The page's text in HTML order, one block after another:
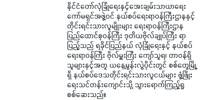
နိုင်ငံတော်လုံခြုံရေးနှင့်အေးချမ်းသာယာရေး
ကော်မရှင်အဖွဲ့ဝင် နယ်စပ်ရေးရာဝန်ကြီးဌာနနှင့်
တိုင်းရင်းသားလူမျိုးများ ရေးရာဝန်ကြီးဌာန
ပြည်ထောင်စုဝန်ကြီး ဒုတိယဗိုလ်ချုပ်ကြီး ရာ
ပြည့်သည် ရခိုင်ပြည်နယ် လုံခြုံရေးနှင့် နယ်စပ်
ရေးရာဝန်ကြီး ဗိုလ်မှူးကြီး ကျော်သူရ၊ တာဝန်ရှိ
သူများနှင့်အတူ ယနေ့မွန်းလွဲပိုင်းတွင် စစ်တွေမြို့
ရှိ နယ်စပ်ဒေသတိုင်းရင်းသားလူငယ်များ ဖွံ့ဖြိုး
ရေးသင်တန်းကျောင်းသို့ သွားရောက်ကြည့်ရှု
စစ်ဆေးသည်။